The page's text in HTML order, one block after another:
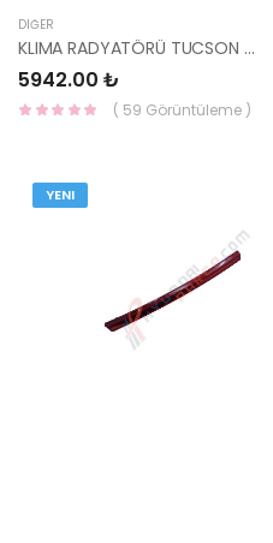
DIĞER
KLIMA RADYATÖRÜ TUCSON 2021- 97606-N7000-YS
5942.00 ₺
( 59 Görüntüleme )
YENI